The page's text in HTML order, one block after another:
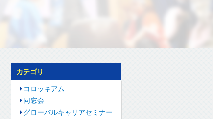
カテゴリ
コロッキアム
同窓会
グローバルキャリアセミナー